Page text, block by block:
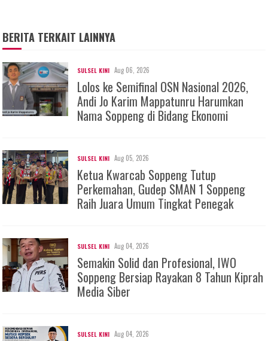
BERITA TERKAIT LAINNYA
SULSEL KINI Aug 06, 2026
Lolos ke Semifinal OSN Nasional 2026,
Andi Jo Karim Mappatunru Harumkan
Nama Soppeng di Bidang Ekonomi
SULSEL KINI Aug 05, 2026
Ketua Kwarcab Soppeng Tutup
Perkemahan, Gudep SMAN 1 Soppeng
Raih Juara Umum Tingkat Penegak
SULSEL KINI Aug 04, 2026
Semakin Solid dan Profesional, IWO
Soppeng Bersiap Rayakan 8 Tahun Kiprah
Media Siber
SULSEL KINI Aug 04, 2026